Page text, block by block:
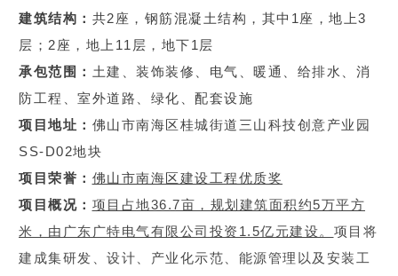
建筑结构： 共2座，钢筋混凝土结构，其中1座，地上3
层；2座，地上11层，地下1层
承包范围： 土建、装饰装修、电气、暖通、给排水、 消
防工程、 室外道路、绿化、配套设施
项目地址： 佛山市南海区桂城街道三山科技创意产业园
SS-D02地块
项目荣誉： 佛山市南海区建设工程优质奖
项目概况： 项目占地36.7亩，规划建筑面积约5万平方
米，由广东广特电气有限公司投资1.5亿元建设。 项目将
建成集研发、设计、产业化示范、能源管理以及安装工